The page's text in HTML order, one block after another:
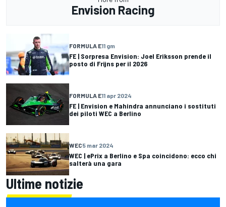
Envision Racing
FORMULA E11 gm
FE | Sorpresa Envision: Joel Eriksson prende il
posto di Frijns per il 2026
FORMULA E11 apr 2024
FE | Envision e Mahindra annunciano i sostituti
dei piloti WEC a Berlino
WEC5 mar 2024
WEC | ePrix a Berlino e Spa coincidono: ecco chi
salterà una gara
Ultime notizie